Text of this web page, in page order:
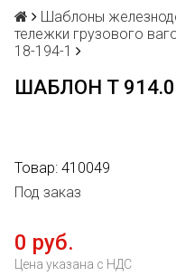
Шаблоны
тележки грузового
18-194-1
ШАБЛОН Т
Товар: 410049
Под заказ
0 руб.
Цена указана с НДС